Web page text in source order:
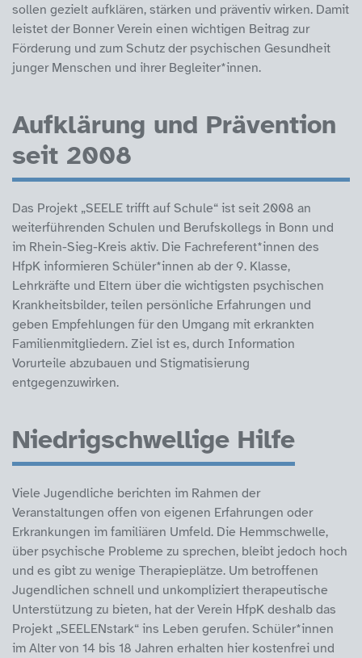
sollen gezielt aufklären, stärken und präventiv wirken. Damit
leistet der Bonner Verein einen wichtigen Beitrag zur
Förderung und zum Schutz der psychischen Gesundheit
junger Menschen und ihrer Begleiter*innen.
Aufklärung und Prävention
seit 2008
Das Projekt „SEELE trifft auf Schule“ ist seit 2008 an
weiterführenden Schulen und Berufskollegs in Bonn und
im Rhein-Sieg-Kreis aktiv. Die Fachreferent*innen des
HfpK informieren Schüler*innen ab der 9. Klasse,
Lehrkräfte und Eltern über die wichtigsten psychischen
Krankheitsbilder, teilen persönliche Erfahrungen und
geben Empfehlungen für den Umgang mit erkrankten
Familienmitgliedern. Ziel ist es, durch Information
Vorurteile abzubauen und Stigmatisierung
entgegenzuwirken.
Niedrigschwellige Hilfe
Viele Jugendliche berichten im Rahmen der
Veranstaltungen offen von eigenen Erfahrungen oder
Erkrankungen im familiären Umfeld. Die Hemmschwelle,
über psychische Probleme zu sprechen, bleibt jedoch hoch
und es gibt zu wenige Therapieplätze. Um betroffenen
Jugendlichen schnell und unkompliziert therapeutische
Unterstützung zu bieten, hat der Verein HfpK deshalb das
Projekt „SEELENstark“ ins Leben gerufen. Schüler*innen
im Alter von 14 bis 18 Jahren erhalten hier kostenfrei und